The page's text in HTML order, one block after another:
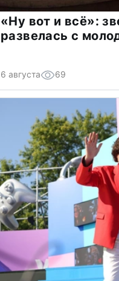
«Ну вот и всё»:
развелась с
6 августа 69